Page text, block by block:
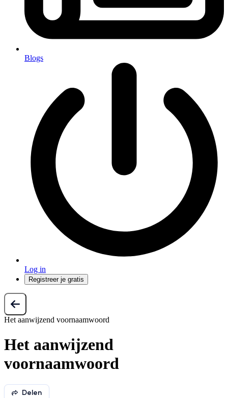
Blogs
Log in
Registreer je gratis
Het aanwijzend voornaamwoord
Het aanwijzend
voornaamwoord
Delen